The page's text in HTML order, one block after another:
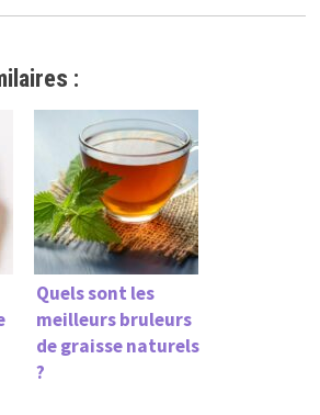
:
Quels sont les
meilleurs bruleurs
de graisse naturels
?